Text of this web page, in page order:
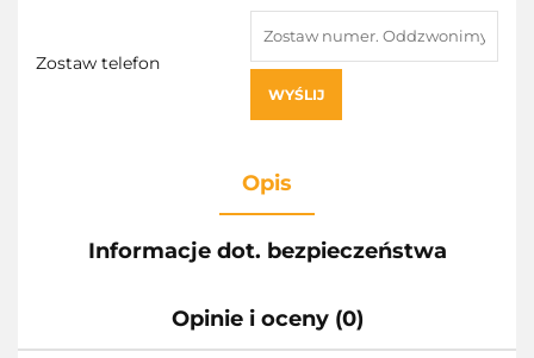
Zostaw telefon
WYŚLIJ
Opis
Informacje dot. bezpieczeństwa
Opinie i oceny (0)